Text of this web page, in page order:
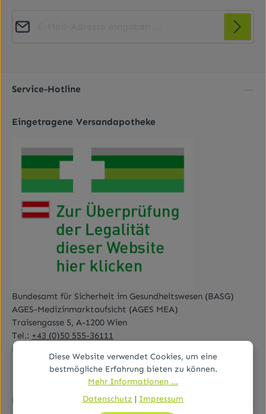
Kenntnis genommen und die
gelesen und bin
Service-Hotline
Eingetragene Versandapotheke
Bundesamt für Sicherheit im Gesundheitswesen (BASG)
AGES-Medizinmarktaufsicht (AGES MEA)
Traisengasse 5, A-1200 Wien
Tel.: +43 (0)50 555-36111
E-Mail:
Rechtliches
Diese Website verwendet Cookies, um eine
bestmögliche Erfahrung bieten zu können.
Mehr Informationen ...
Datenschutz | Impressum